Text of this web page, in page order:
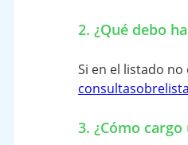
2. ¿Qué debo
Si en el listado
3. ¿Cómo